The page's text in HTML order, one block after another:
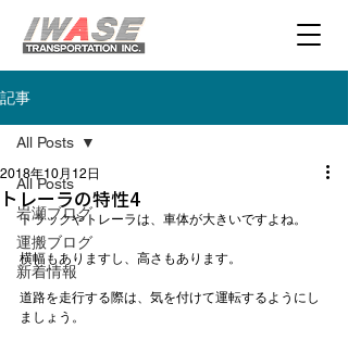
記事
All Posts
岩瀬ブログ
運搬ブログ
新着情報
All Posts
トレーラの特性4
2018年10月12日
トラックやトレーラは、車体が大きいですよね。
横幅もありますし、高さもあります。
道路を走行する際は、気を付けて運転するようにし
ましょう。